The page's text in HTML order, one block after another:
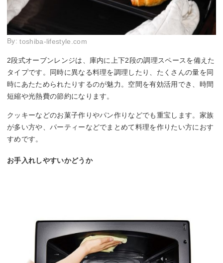
By:toshiba-lifestyle.com
2段式オーブンレンジは、庫内に上下2段の調理スペースを備えた
タイプです。同時に異なる料理を調理したり、たくさんの量を同
時にあたためられたりするのが魅力。空間を有効活用でき、時間
短縮や光熱費の節約になります。
クッキーなどのお菓子作りやパン作りなどでも重宝します。家族
が多い方や、パーティーなどでまとめて料理を作りたい方におす
すめです。
お手入れしやすいかどうか